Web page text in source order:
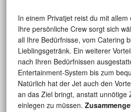
In einem Privatjet reist du mit
Ihre persönliche Crew sorgt sich
all Ihre Bedürfnisse, vom Catering
Lieblingsgetränk. Ein weiterer
nach Ihren Bedürfnissen
Entertainment-System bis zum
Natürlich hat der Jet auch den
an das Ziel bringt, anstatt unnötige
einlegen zu müssen.